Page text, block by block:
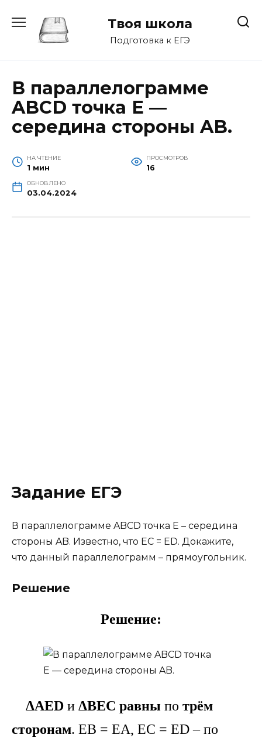
содержанию
Твоя школа
Подготовка к ЕГЭ
В параллелограмме
ABCD точка E —
середина стороны AB.
НА ЧТЕНИЕ
1 мин
ПРОСМОТРОВ
16
ОБНОВЛЕНО
03.04.2024
Задание ЕГЭ
В параллелограмме ABCD точка E – середина
стороны AB. Известно, что EC = ED. Докажите,
что данный параллелограмм – прямоугольник.
Решение
Решение:
ΔAED и ΔBEC равны по трём
сторонам. EB = EA, EC = ED – по